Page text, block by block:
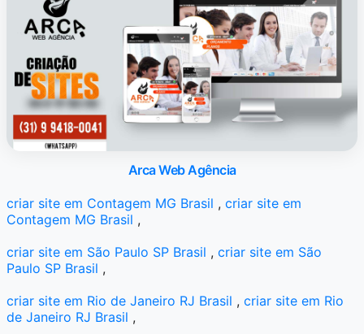
Arca Web Agência
criar site em Contagem MG Brasil ,criar site em
Contagem MG Brasil ,
criar site em São Paulo SP Brasil ,criar site em São
Paulo SP Brasil ,
criar site em Rio de Janeiro RJ Brasil ,criar site em Rio
de Janeiro RJ Brasil ,